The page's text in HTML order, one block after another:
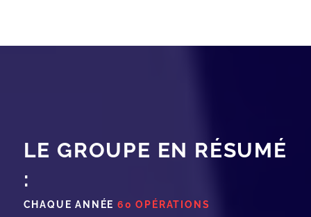
LE GROUPE EN RÉSUMÉ
:
CHAQUE ANNÉE 60 OPÉRATIONS